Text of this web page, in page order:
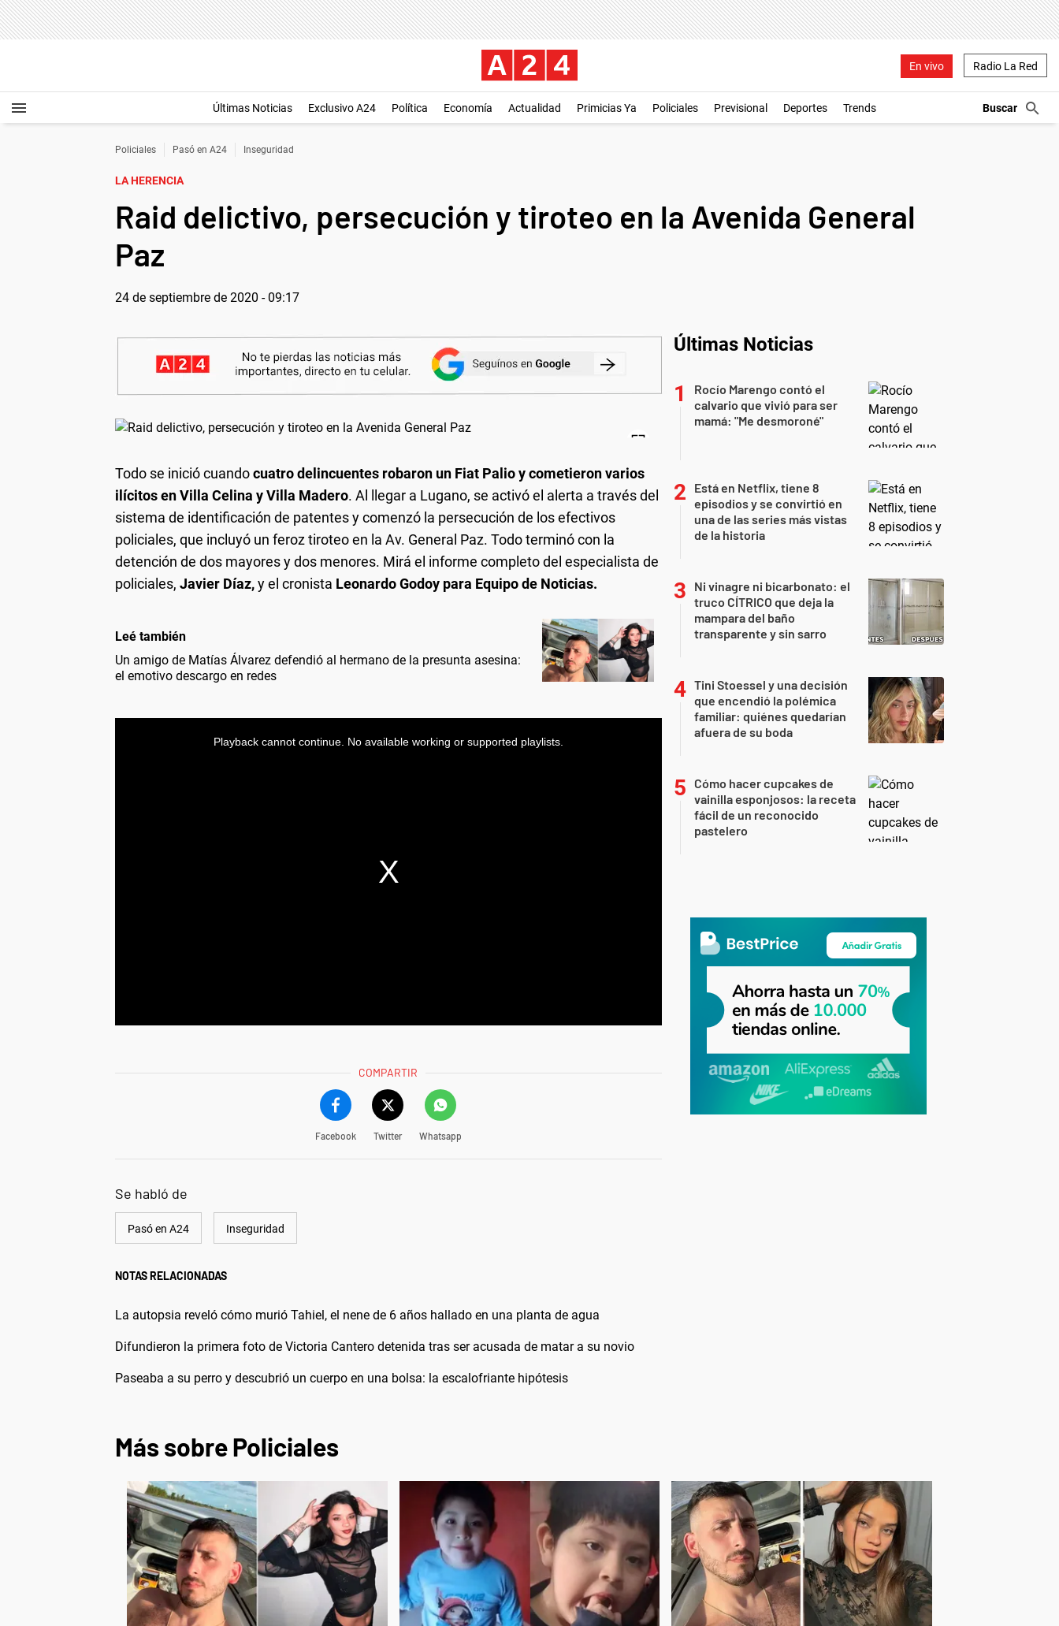
En vivo Radio La Red
Últimas Noticias Exclusivo A24 Política Economía Actualidad Primicias Ya Policiales Previsional Deportes Trends
Policiales Pasó en A24 Inseguridad
LA HERENCIA
Raid delictivo, persecución y tiroteo en la Avenida General
Paz
24 de septiembre de 2020 - 09:17
Todo se inició cuandocuatro delincuentes robaron un Fiat Palio y cometieron varios
ilícitos en Villa Celina y Villa Madero. Al llegar a Lugano, se activó el alerta a través del
sistema de identificación de patentes y comenzó la persecución de los efectivos
policiales, que incluyó un feroz tiroteo en la Av. General Paz. Todo terminó con la
detención de dos mayores y dos menores. Mirá el informe completo del especialista de
policiales, Javier Díaz,y el cronista Leonardo Godoy para Equipo de Noticias.
Leé también
Un amigo de Matías Álvarez defendió al hermano de la presunta asesina:
el emotivo descargo en redes
COMPARTIR
Facebook Twitter Whatsapp
Se habló de
Pasó en A24 Inseguridad
NOTAS RELACIONADAS
La autopsia reveló cómo murió Tahiel, el nene de 6 años hallado en una planta de agua
Difundieron la primera foto de Victoria Cantero detenida tras ser acusada de matar a su novio
Paseaba a su perro y descubrió un cuerpo en una bolsa: la escalofriante hipótesis
Últimas Noticias
Rocío Marengo contó el
calvario que vivió para ser
mamá: "Me desmoroné"
Está en Netflix, tiene 8
episodios y se convirtió en
una de las series más vistas
de la historia
Ni vinagre ni bicarbonato: el
truco CÍTRICO que deja la
mampara del baño
transparente y sin sarro
Tini Stoessel y una decisión
que encendió la polémica
familiar: quiénes quedarían
afuera de su boda
Cómo hacer cupcakes de
vainilla esponjosos: la receta
fácil de un reconocido
pastelero
Más sobre Policiales